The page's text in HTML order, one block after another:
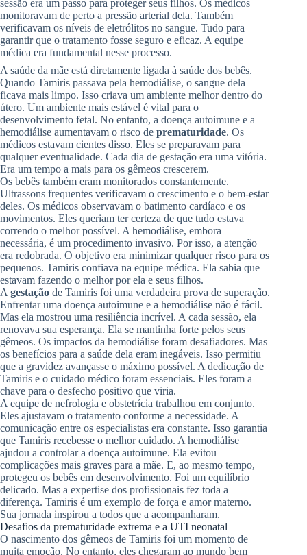
sessão era um passo para proteger seus filhos. Os médicos
monitoravam de perto a pressão arterial dela. Também
verificavam os níveis de eletrólitos no sangue. Tudo para
garantir que o tratamento fosse seguro e eficaz. A equipe
médica era fundamental nesse processo.
A saúde da mãe está diretamente ligada à saúde dos bebês.
Quando Tamiris passava pela hemodiálise, o sangue dela
ficava mais limpo. Isso criava um ambiente melhor dentro do
útero. Um ambiente mais estável é vital para o
desenvolvimento fetal. No entanto, a doença autoimune e a
hemodiálise aumentavam o risco de prematuridade. Os
médicos estavam cientes disso. Eles se preparavam para
qualquer eventualidade. Cada dia de gestação era uma vitória.
Era um tempo a mais para os gêmeos crescerem.
Os bebês também eram monitorados constantemente.
Ultrassons frequentes verificavam o crescimento e o bem-estar
deles. Os médicos observavam o batimento cardíaco e os
movimentos. Eles queriam ter certeza de que tudo estava
correndo o melhor possível. A hemodiálise, embora
necessária, é um procedimento invasivo. Por isso, a atenção
era redobrada. O objetivo era minimizar qualquer risco para os
pequenos. Tamiris confiava na equipe médica. Ela sabia que
estavam fazendo o melhor por ela e seus filhos.
A gestação de Tamiris foi uma verdadeira prova de superação.
Enfrentar uma doença autoimune e a hemodiálise não é fácil.
Mas ela mostrou uma resiliência incrível. A cada sessão, ela
renovava sua esperança. Ela se mantinha forte pelos seus
gêmeos. Os impactos da hemodiálise foram desafiadores. Mas
os benefícios para a saúde dela eram inegáveis. Isso permitiu
que a gravidez avançasse o máximo possível. A dedicação de
Tamiris e o cuidado médico foram essenciais. Eles foram a
chave para o desfecho positivo que viria.
A equipe de nefrologia e obstetrícia trabalhou em conjunto.
Eles ajustavam o tratamento conforme a necessidade. A
comunicação entre os especialistas era constante. Isso garantia
que Tamiris recebesse o melhor cuidado. A hemodiálise
ajudou a controlar a doença autoimune. Ela evitou
complicações mais graves para a mãe. E, ao mesmo tempo,
protegeu os bebês em desenvolvimento. Foi um equilíbrio
delicado. Mas a expertise dos profissionais fez toda a
diferença. Tamiris é um exemplo de força e amor materno.
Sua jornada inspirou a todos que a acompanharam.
Desafios da prematuridade extrema e a UTI neonatal
O nascimento dos gêmeos de Tamiris foi um momento de
muita emoção. No entanto, eles chegaram ao mundo bem